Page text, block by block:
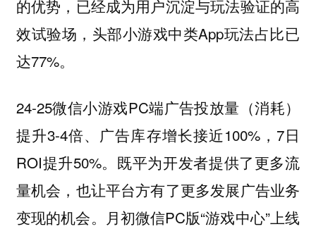
的优势，已经成为用户沉淀与玩法验证的高
效试验场，头部小游戏中类App玩法占比已
达77%。
24-25微信小游戏PC端广告投放量（消耗）
提升3-4倍、广告库存增长接近100%，7日
ROI提升50%。既平为开发者提供了更多流
量机会，也让平台方有了更多发展广告业务
变现的机会。月初微信PC版“游戏中心”上线